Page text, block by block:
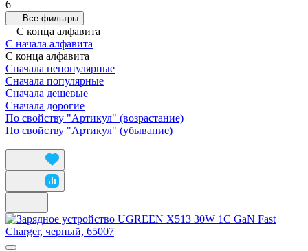
6
Все фильтры
С конца алфавита
С начала алфавита
С конца алфавита
Сначала непопулярные
Сначала популярные
Сначала дешевые
Сначала дорогие
По свойству "Артикул" (возрастание)
По свойству "Артикул" (убывание)